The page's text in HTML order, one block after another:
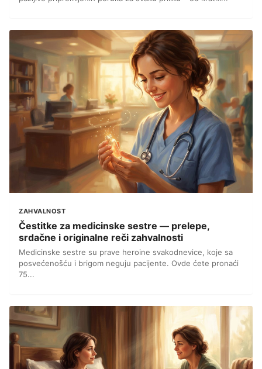
ZAHVALNOST
Čestitke za medicinske sestre — prelepe,
srdačne i originalne reči zahvalnosti
Medicinske sestre su prave heroine svakodnevice, koje sa
posvećenošću i brigom neguju pacijente. Ovde ćete pronaći
75...